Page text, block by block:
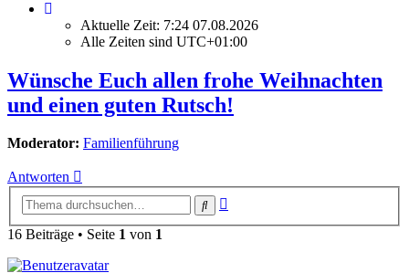
Aktuelle Zeit: 7:24 07.08.2026
Alle Zeiten sind UTC+01:00
Wünsche Euch allen frohe Weihnachten
und einen guten Rutsch!
Moderator: Familienführung
Antworten
Suche
16 Beiträge • Seite 1 von 1